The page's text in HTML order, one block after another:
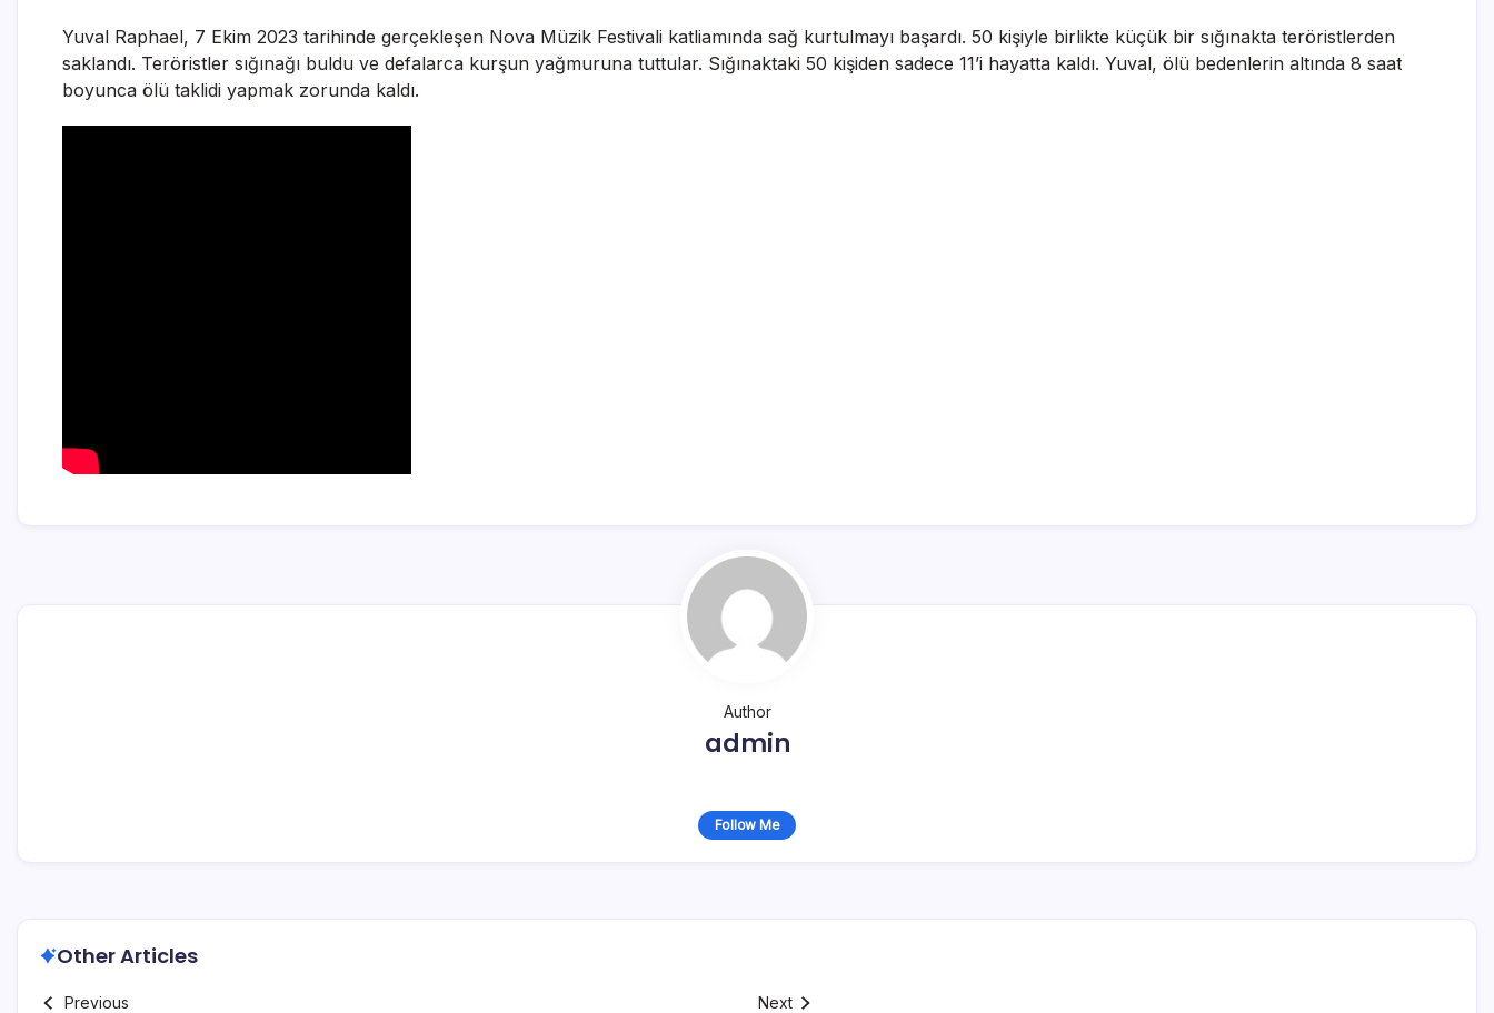
Yuval Raphael, 7 Ekim 2023 tarihinde gerçekleşen Nova Müzik Festivali katliamında sağ kurtulmayı başardı. 50 kişiyle birlikte küçük bir sığınakta teröristlerden
saklandı. Teröristler sığınağı buldu ve defalarca kurşun yağmuruna tuttular. Sığınaktaki 50 kişiden sadece 11’i hayatta kaldı. Yuval, ölü bedenlerin altında 8 saat
boyunca ölü taklidi yapmak zorunda kaldı.
Author
admin
Follow Me
Other Articles
Previous Next